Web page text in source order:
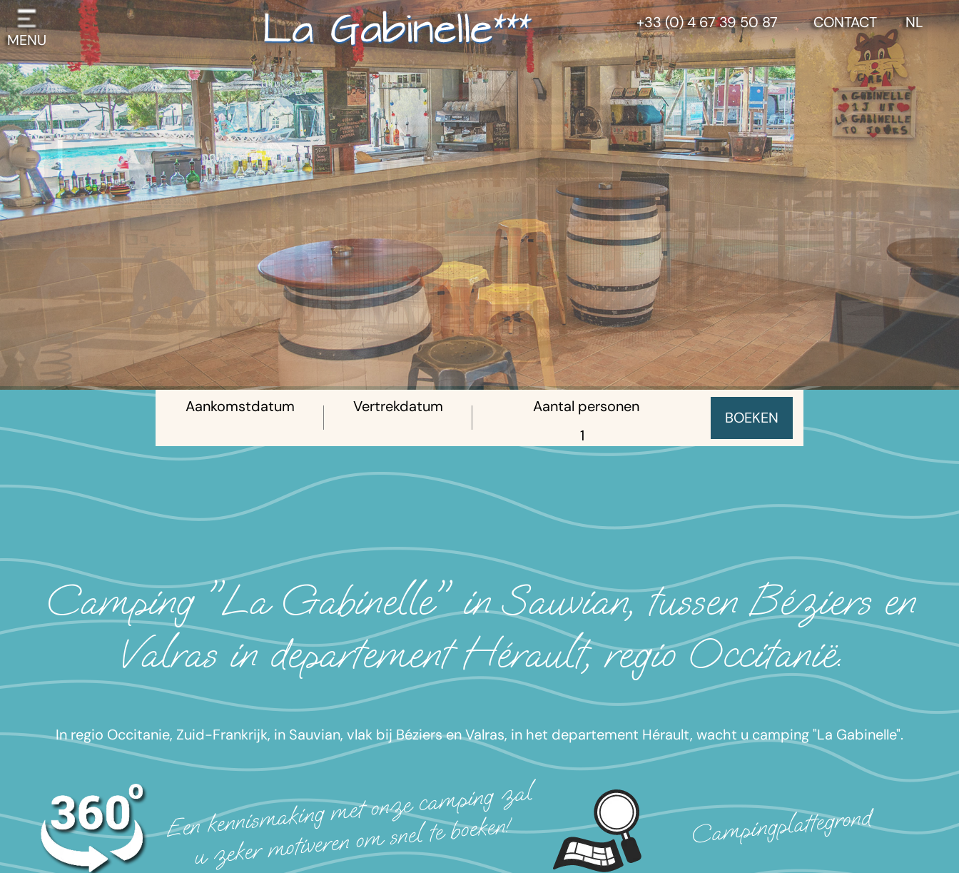
MENU
+33 (0) 4 67 39 50 87 CONTACT NL
Aankomstdatum Vertrekdatum Aantal personen
Camping "La Gabinelle" in Sauvian, tussen Béziers en
Valras in departement Hérault, regio Occitanië.
In regio Occitanie, Zuid-Frankrijk, in Sauvian, vlak bij Béziers en Valras, in het departement Hérault, wacht u camping "La Gabinelle".
Een kennismaking met onze camping zal
u zeker motiveren om snel te boeken! Campingplattegrond
Cookies beheer paneel